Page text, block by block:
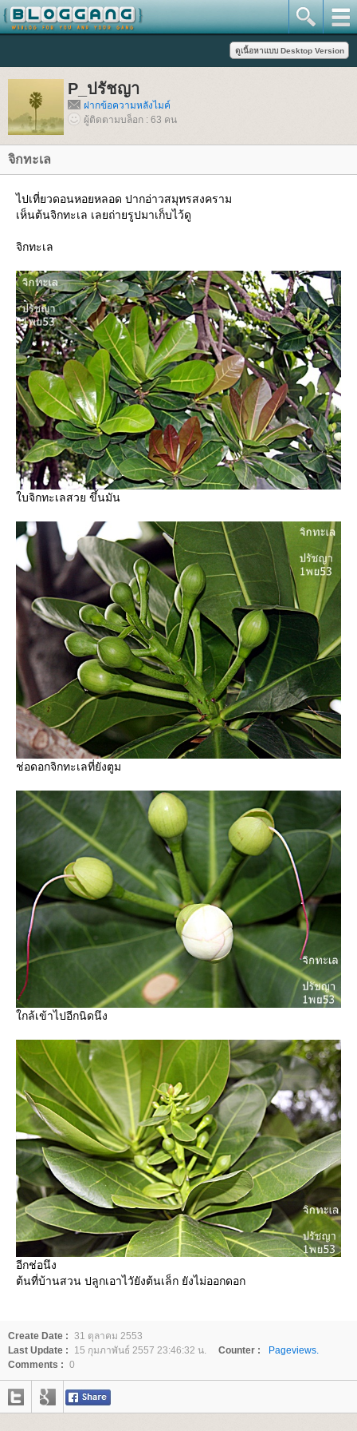
P_ปรัชญา
ฝากข้อความหลังไมค์
ผู้ติดตามบล็อก : 63 คน
จิกทะเล
ไปเที่ยวดอนหอยหลอด ปากอ่าวสมุทรสงคราม
เห็นต้นจิกทะเล เลยถ่ายรูปมาเก็บไว้ดู
จิกทะเล
บจิกทะเลสวย ขึ้นมัน
ช่อดอกจิกทะเลที่ยังตูม
กล้เข้าไปอีกนิดนึง
อีกช่อนึง
ต้นที่บ้านสวน ปลูกเอาไวัยังต้นเล็ก ยังไม่ออกดอก
Create Date : 31 ตุลาคม 2553
Last Update :
15 กุมภาพันธ์ 2557 23:46:32 น. Counter :
Pageviews.
Comments : 0